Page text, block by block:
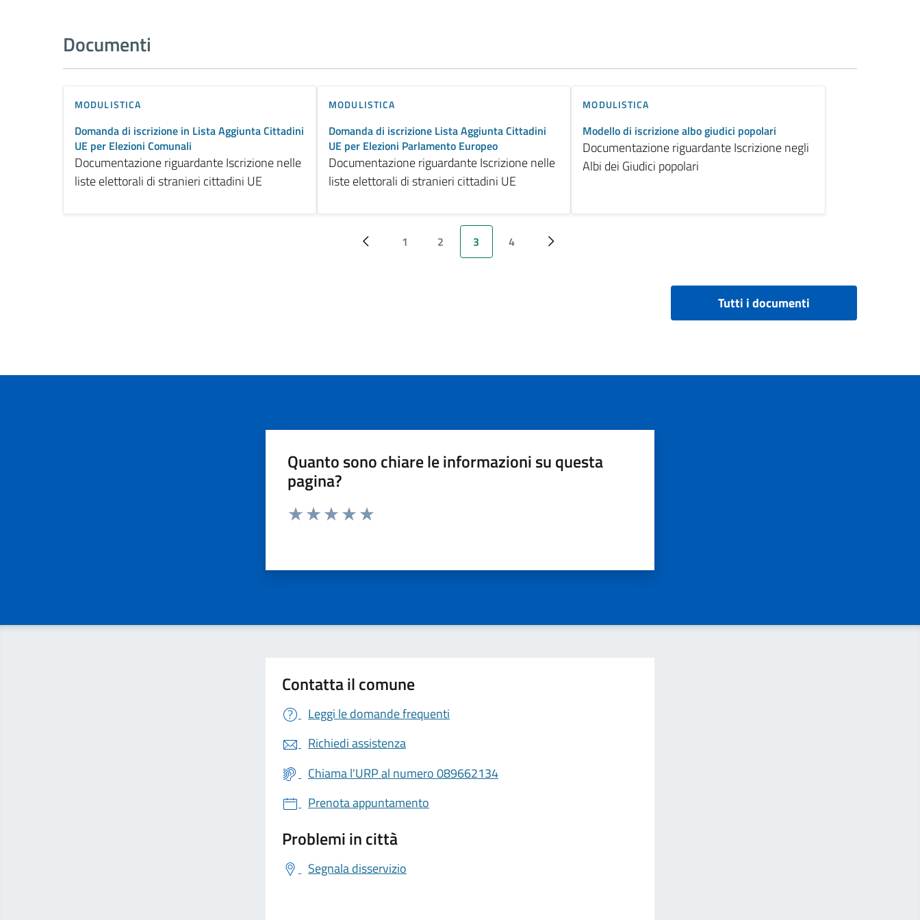
Documenti
MODULISTICA
Domanda di iscrizione in Lista Aggiunta Cittadini
UE per Elezioni Comunali
Documentazione riguardante Iscrizione nelle
liste elettorali di stranieri cittadini UE
MODULISTICA
Domanda di iscrizione Lista Aggiunta Cittadini
UE per Elezioni Parlamento Europeo
Documentazione riguardante Iscrizione nelle
liste elettorali di stranieri cittadini UE
MODULISTICA
Modello di iscrizione albo giudici popolari
Documentazione riguardante Iscrizione negli
Albi dei Giudici popolari
‹ PreviousPage
1 Page
2 Pagina attuale
3 Page
4 Next ›
Tutti i documenti
Quanto sono chiare le informazioni su questa
pagina?
Valuta da 1 a 5 stelle la pagina
Contatta il comune
Leggi le domande frequenti
Richiedi assistenza
Chiama l'URP al numero 089662134
Prenota appuntamento
Problemi in città
Segnala disservizio